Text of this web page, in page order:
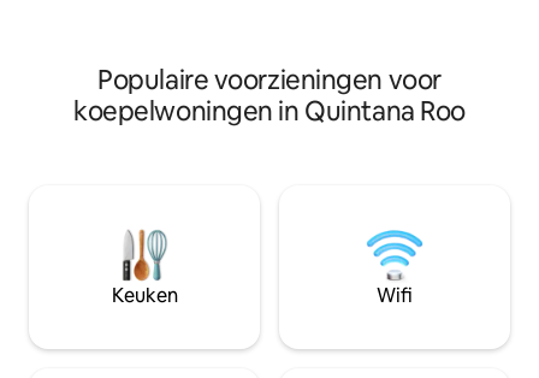
Populaire voorzieningen voor
koepelwoningen in Quintana Roo
Keuken Wifi